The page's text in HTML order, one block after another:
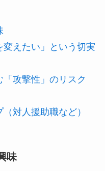
えたい」という切実
攻撃性」のリスク
対人援助職など）
味